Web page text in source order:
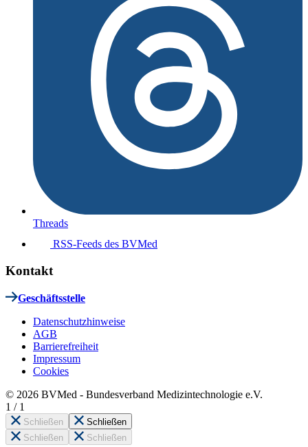
Threads
RSS-Feeds des BVMed
Kontakt
Geschäftsstelle
Datenschutzhinweise
AGB
Barrierefreiheit
Impressum
Cookies
© 2026 BVMed - Bundesverband Medizintechnologie e.V.
1 / 1
Schließen
Schließen
Schließen
Schließen